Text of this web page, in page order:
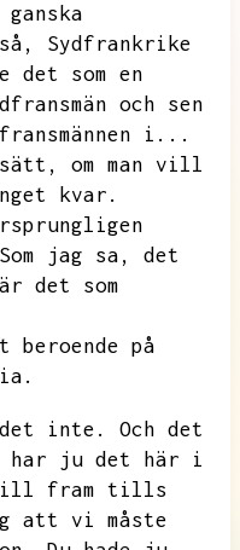
Sydfrankrike
det som en
och sen
i...
om man vill
kvar.
Som jag sa,
det
det som
beroende på
inte.
Och det
ju det här i
till fram tills
att vi måste